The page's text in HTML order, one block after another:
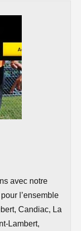
avec notre
l’ensemble
Candiac, La
Lambert,